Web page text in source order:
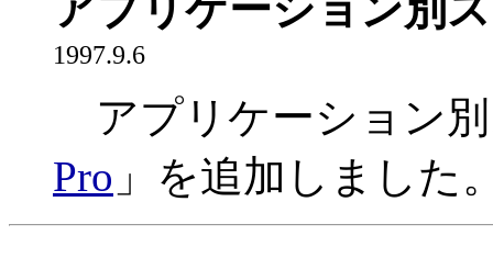
1997.9.6
アプリケーション
Pro 」を追加しました